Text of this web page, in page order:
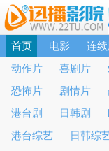
首页 电影 连续
动作片
喜剧片
恐怖片
剧情片
港台剧
日韩剧
港台综艺
日韩综